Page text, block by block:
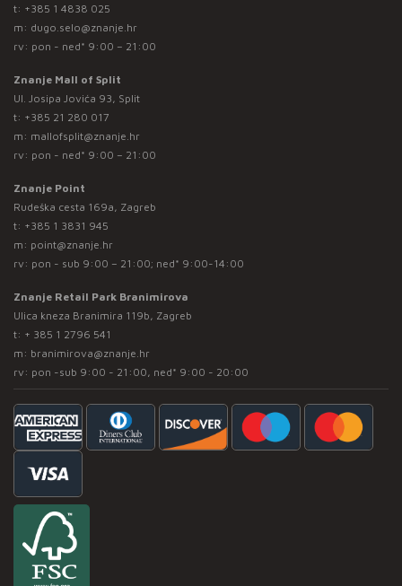
t: +385 1 4838 025
m: dugo.selo@znanje.hr
rv: pon - ned* 9:00 – 21:00
Znanje Mall of Split
Ul. Josipa Jovića 93, Split
t: +385 21 280 017
m: mallofsplit@znanje.hr
rv: pon - ned* 9:00 – 21:00
Znanje Point
Rudeška cesta 169a, Zagreb
t: +385 1 3831 945
m: point@znanje.hr
rv: pon - sub 9:00 – 21:00; ned* 9:00-14:00
Znanje Retail Park Branimirova
Ulica kneza Branimira 119b, Zagreb
t: + 385 1 2796 541
m: branimirova@znanje.hr
rv: pon -sub 9:00 - 21:00, ned* 9:00 - 20:00